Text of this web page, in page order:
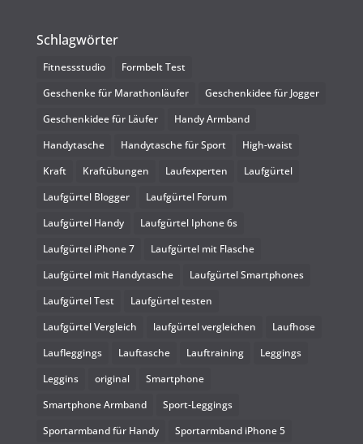
Schlagwörter
Fitnessstudio
Formbelt Test
Geschenke für Marathonläufer
Geschenkidee für Jogger
Geschenkidee für Läufer
Handy Armband
Handytasche
Handytasche für Sport
High-waist
Kraft
Kraftübungen Laufexperten
Laufgürtel
Laufgürtel Blogger
Laufgürtel Forum
Laufgürtel Handy
Laufgürtel Iphone 6s
Laufgürtel iPhone 7
Laufgürtel mit Flasche
Laufgürtel mit Handytasche
Laufgürtel Smartphones
Laufgürtel Test
Laufgürtel testen
Laufgürtel Vergleich
laufgürtel vergleichen
Laufhose
Laufleggings
Lauftasche Lauftraining
Leggings
Leggins
original
Smartphone
Smartphone Armband
Sport-Leggings
Sportarmband für Handy
Sportarmband iPhone 5